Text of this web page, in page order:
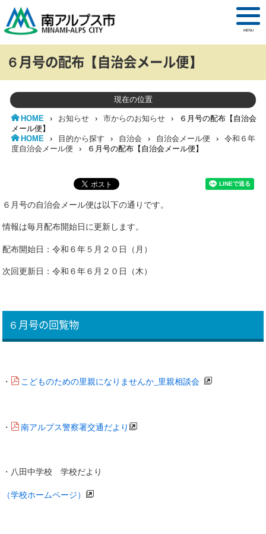
MENU
６月号の配布【自治会メール便】
現在の位置
HOME › お知らせ › 市からのお知らせ ›
６月号の配布【自治会
メール便】
HOME
› 目的から探す › 自治会 › 自治会メール便 ›
令和６年
度自治会メール便
› ６月号の配布【自治会メール便】
６月号の自治会メール便は以下の通りです。
情報は毎月配布開始日に更新します。
配布開始日：令和６年５月２０日（月）
次回更新日：令和６年６月２０日（木）
６月号の回覧物
・ こどものための里親になりませんか_里親相談会
・ 南アルプス警察署交通だより
・八田中学校 学校だより
（学校ホームページ）